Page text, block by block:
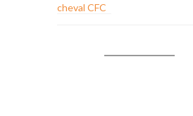
cheval CFC